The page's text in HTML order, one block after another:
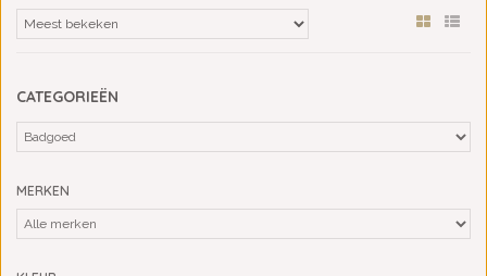
CATEGORIEËN
MERKEN